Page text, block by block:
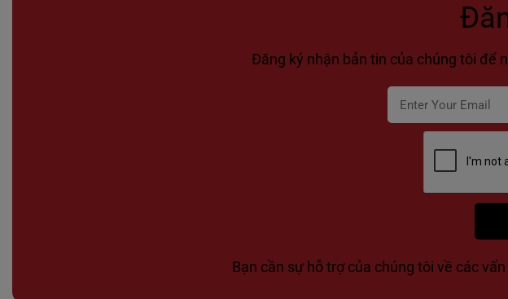
Đăng ký nhận bản tin của chúng tôi để
Bạn cần sự hỗ trợ của chúng tôi về các